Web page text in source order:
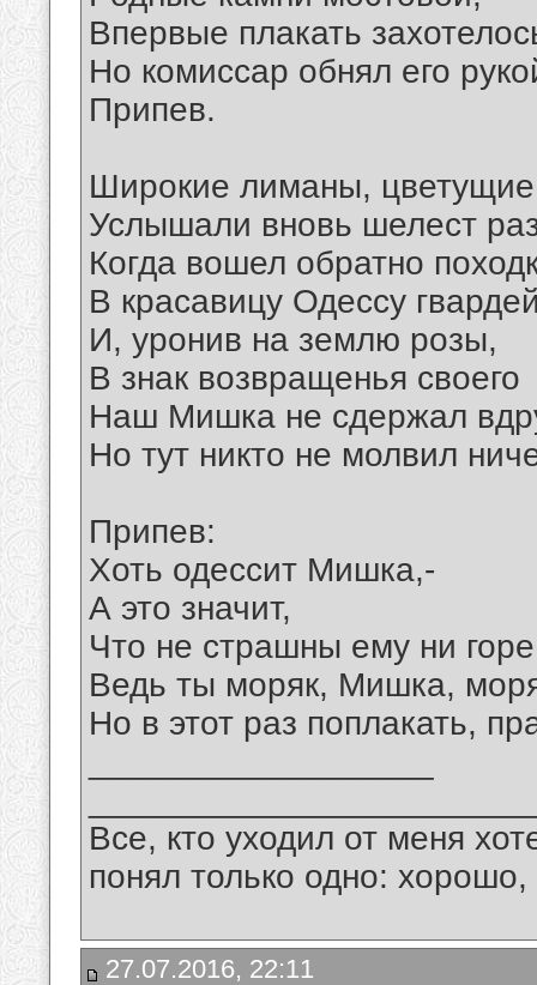
Впервые плакать
Но комиссар обнял его
Припев.
Широкие лиманы,
Услышали вновь шелест
Когда вошел обратно
В красавицу Одессу
И, уронив на землю розы,
В знак возвращенья своего
Наш Мишка не сдержал
Но тут никто не молвил
Припев:
Хоть одессит Мишка,-
А это значит,
Что не страшны ему ни
Ведь ты моряк, Мишка,
Но в этот раз поплакать,
Все, кто уходил от меня
понял только одно:
27.07.2016, 22:11